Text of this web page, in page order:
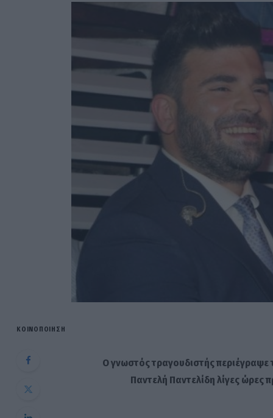
ΚΟΙΝΟΠΟΊΗΣΗ
Ο γνωστός τραγουδιστής περιέγραψε
Παντελή Παντελίδη λίγες ώρες